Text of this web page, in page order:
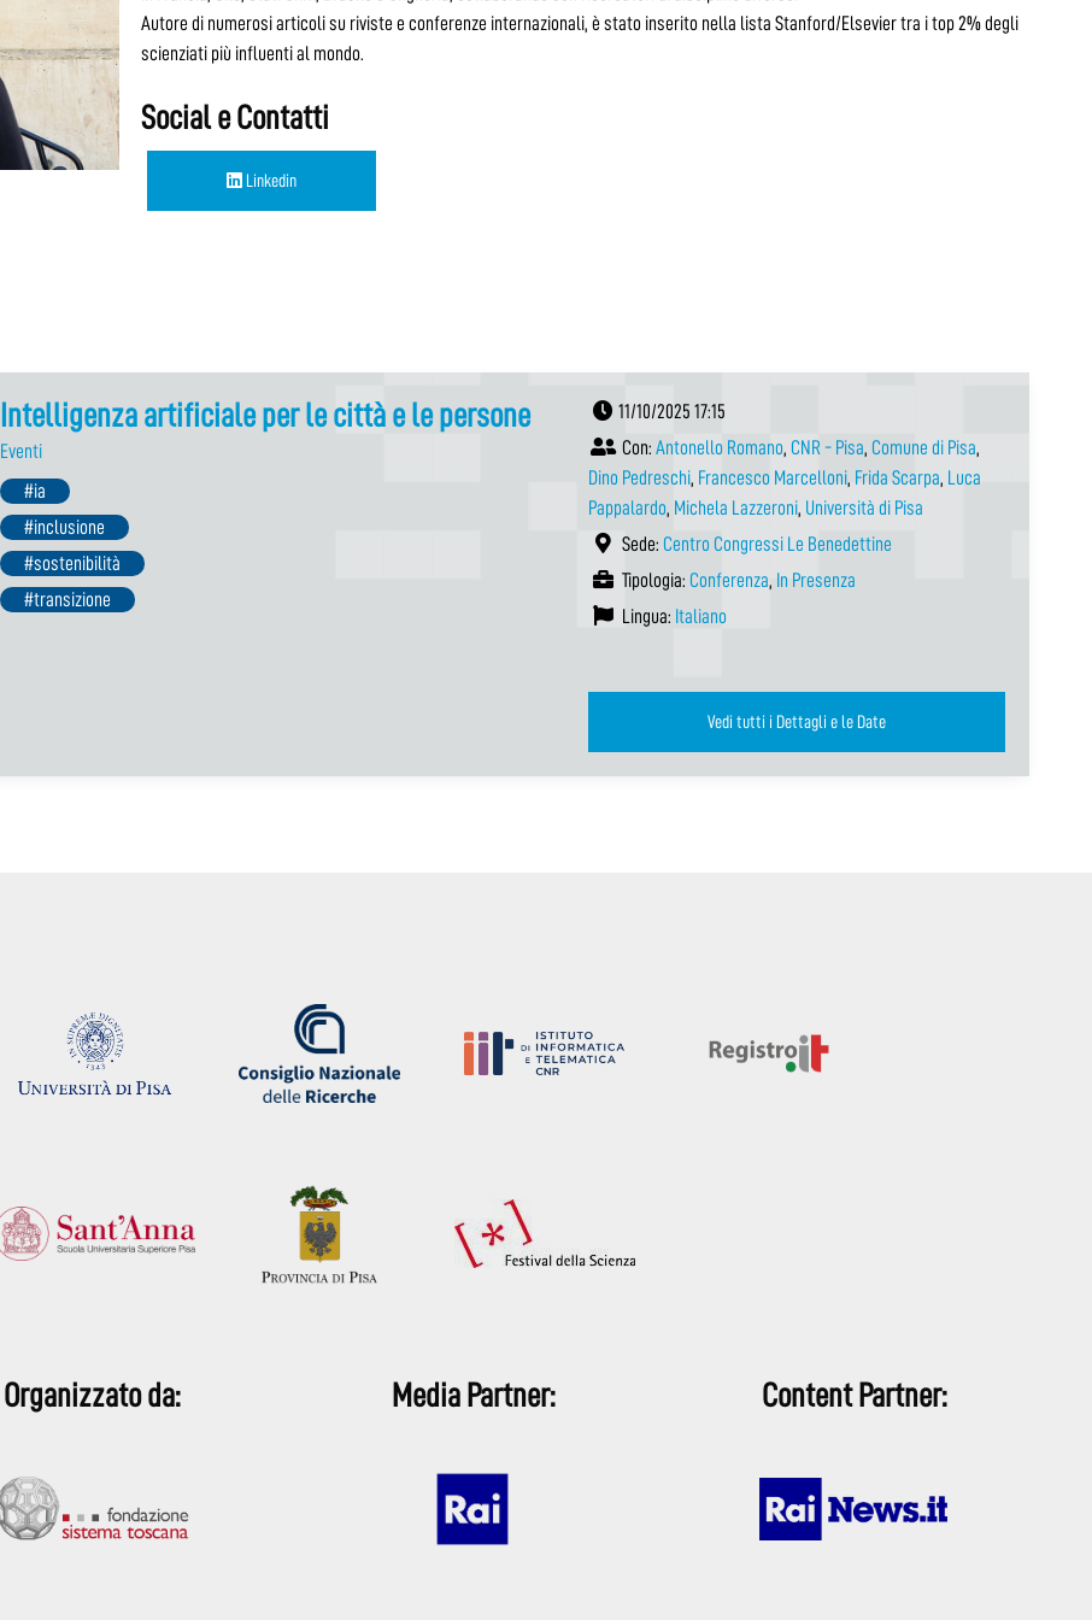
Autore di numerosi articoli su riviste e conferenze internazionali, è stato inserito nella lista Stanford/Elsevier tra i top 2% degli
scienziati più influenti al mondo.
Social e Contatti
Linkedin
Intelligenza artificiale per le città e le persone
Eventi
#ia
#inclusione
#sostenibilità
#transizione
11/10/2025 17:15
Con: Antonello Romano, CNR - Pisa, Comune di Pisa,
Dino Pedreschi, Francesco Marcelloni, Frida Scarpa, Luca
Pappalardo, Michela Lazzeroni, Università di Pisa
Sede: Centro Congressi Le Benedettine
Tipologia: Conferenza, In Presenza
Lingua: Italiano
Vedi tutti i Dettagli e le Date
Organizzato da: Media Partner: Content Partner: